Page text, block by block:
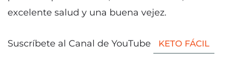
excelente salud y una buena vejez.
Suscríbete al Canal de YouTube KETO FÁCIL